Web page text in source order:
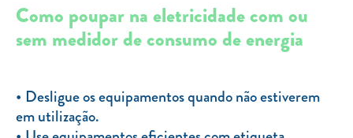
Como poupar na eletricidade com ou
sem medidor de consumo de energia
Desligue os equipamentos quando não estiverem
em utilização.